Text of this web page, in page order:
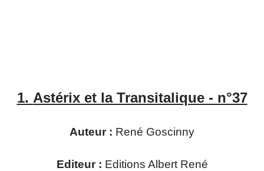
1. Astérix et la Transitalique - n°37
Auteur : René Goscinny
Editeur : Editions Albert René